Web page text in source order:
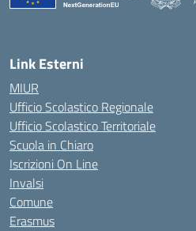
Link Esterni
MIUR
Ufficio Scolastico Regionale
Ufficio Scolastico Territoriale
Scuola in Chiaro
Iscrizioni On Line
Invalsi
Comune
Erasmus